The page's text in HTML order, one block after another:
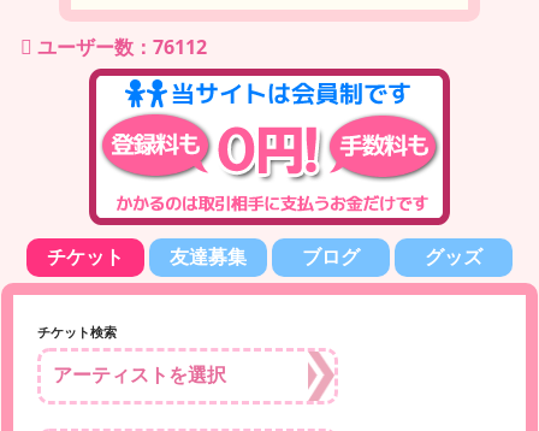
ユーザー数：76112
チケット 友達募集 ブログ グッズ
チケット検索